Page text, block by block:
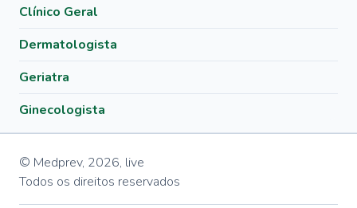
Clínico Geral
Dermatologista
Geriatra
Ginecologista
© Medprev, 2026, live
Todos os direitos reservados